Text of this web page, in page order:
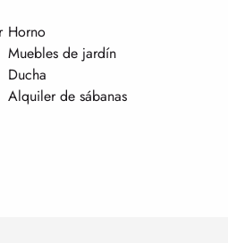
Horno
Muebles de jardín
Ducha
Alquiler de sábanas